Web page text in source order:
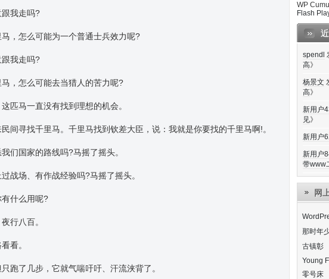
我走吗?
，怎么可能为一个普通士兵效力呢?
我走吗?
，怎么可能去当猎人的苦力呢?
匹马一直没有找到理想的机会。
间寻找千里马。千里马找到钦差大臣，说：我就是你要找的千里马啊!。
们国家的路线吗?马摇了摇头。
战场、有作战经验吗?马摇了摇头。
什么用呢?
行八百。
看。
跑了几步，它就气喘吁吁、汗流浃背了。
WP
Flash
spendl
高》
杨景文
高》
新用户
见》
新用户
新用户
带www
网
那时年
古镇彰
Young
零号床